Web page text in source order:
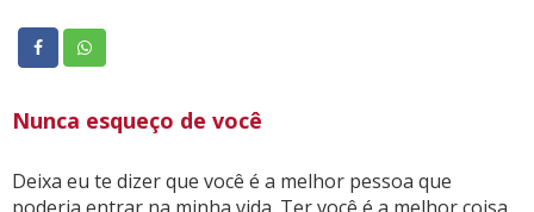
Nunca esqueço de você
Deixa eu te dizer que você é a melhor pessoa que